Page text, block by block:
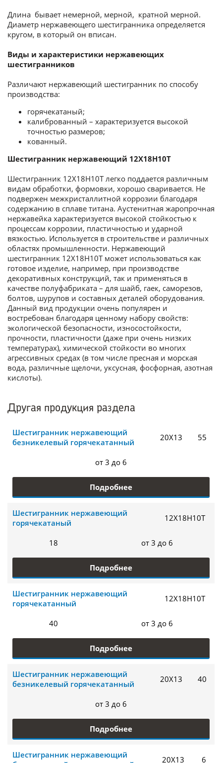
Длина бывает немерной, мерной, кратной мерной.
Диаметр нержавеющего шестигранника определяется
кругом, в который он вписан.
Виды и характеристики нержавеющих
шестигранников
Различают нержавеющий шестигранник по способу
производства:
горячекатаный;
калиброванный – характеризуется высокой
точностью размеров;
кованный.
Шестигранник нержавеющий 12Х18Н10Т
Шестигранник 12Х18Н10Т легко поддается различным
видам обработки, формовки, хорошо сваривается. Не
подвержен межкристаллитной коррозии благодаря
содержанию в сплаве титана. Аустенитная жаропрочная
нержавейка характеризуется высокой стойкостью к
процессам коррозии, пластичностью и ударной
вязкостью. Используется в строительстве и различных
областях промышленности. Нержавеющий
шестигранник 12Х18Н10Т может использоваться как
готовое изделие, например, при производстве
декоративных конструкций, так и применяться в
качестве полуфабриката – для шайб, гаек, саморезов,
болтов, шурупов и составных деталей оборудования.
Данный вид продукции очень популярен и
востребован благодаря ценному набору свойств:
экологической безопасности, износостойкости,
прочности, пластичности (даже при очень низких
температурах), химической стойкости во многих
агрессивных средах (в том числе пресная и морская
вода, различные щелочи, уксусная, фосфорная, азотная
кислоты).
Другая продукция раздела
Шестигранник нержавеющий
безникелевый горячекатанный
20Х13 55
от 3 до 6
Подробнее
Шестигранник нержавеющий
горячекатаный
12Х18Н10Т
18 от 3 до 6
Подробнее
Шестигранник нержавеющий
горячекатанный
12Х18Н10Т
40 от 3 до 6
Подробнее
Шестигранник нержавеющий
безникелевый горячекатанный
20Х13 40
от 3 до 6
Подробнее
Шестигранник нержавеющий
20Х13 6